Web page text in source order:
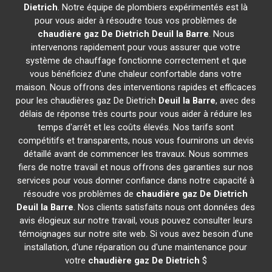
Dietrich. Notre équipe de plombiers expérimentés est là
pour vous aider à résoudre tous vos problèmes de
chaudière gaz De Dietrich Deuil la Barre. Nous
intervenons rapidement pour vous assurer que votre
système de chauffage fonctionne correctement et que
vous bénéficiez d'une chaleur confortable dans votre
maison. Nous offrons des interventions rapides et efficaces
pour les chaudières gaz De Dietrich Deuil la Barre, avec des
délais de réponse très courts pour vous aider à réduire les
temps d'arrêt et les coûts élevés. Nos tarifs sont
compétitifs et transparents, nous vous fournirons un devis
détaillé avant de commencer les travaux. Nous sommes
fiers de notre travail et nous offrons des garanties sur nos
services pour vous donner confiance dans notre capacité à
résoudre vos problèmes de chaudière gaz De Dietrich
Deuil la Barre. Nos clients satisfaits nous ont données des
avis élogieux sur notre travail, vous pouvez consulter leurs
témoignages sur notre site web. Si vous avez besoin d'une
installation, d'une réparation ou d'une maintenance pour
votre chaudière gaz De Dietrich $